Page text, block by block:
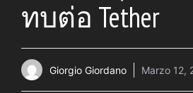
ทบต่อ Tether
Giorgio Giordano Marzo 12,